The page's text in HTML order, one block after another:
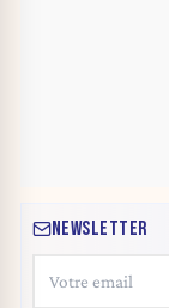
NEWSLETTER